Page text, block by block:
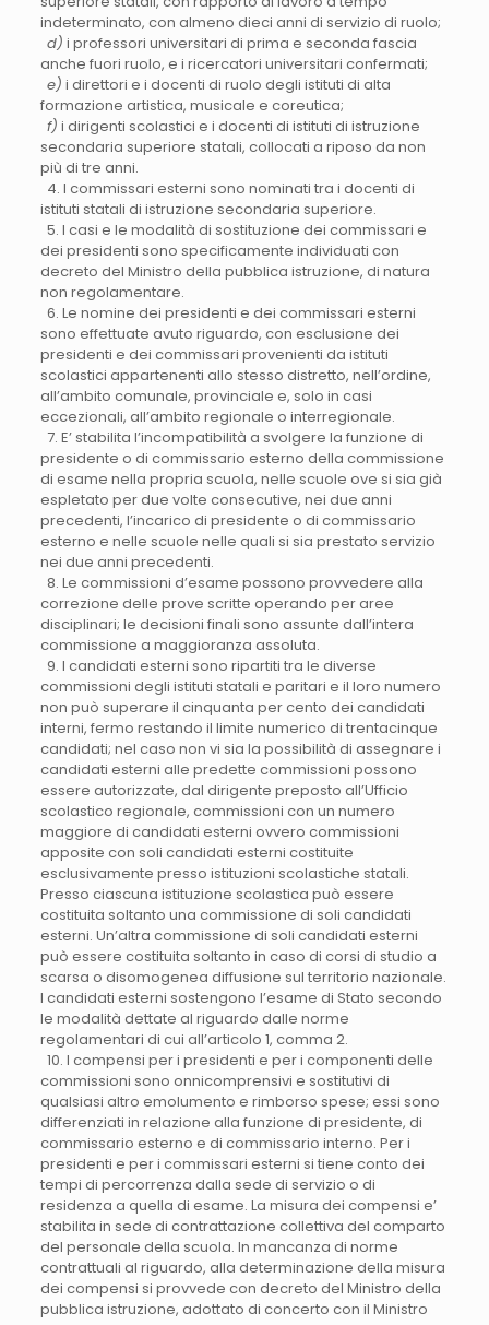
indeterminato, con almeno dieci anni di servizio di ruolo;
d) i professori universitari di prima e seconda fascia
anche fuori ruolo, e i ricercatori universitari confermati;
e) i direttori e i docenti di ruolo degli istituti di alta
formazione artistica, musicale e coreutica;
f) i dirigenti scolastici e i docenti di istituti di istruzione
secondaria superiore statali, collocati a riposo da non
più di tre anni.
4. I commissari esterni sono nominati tra i docenti di
istituti statali di istruzione secondaria superiore.
5. I casi e le modalità di sostituzione dei commissari e
dei presidenti sono specificamente individuati con
decreto del Ministro della pubblica istruzione, di natura
non regolamentare.
6. Le nomine dei presidenti e dei commissari esterni
sono effettuate avuto riguardo, con esclusione dei
presidenti e dei commissari provenienti da istituti
scolastici appartenenti allo stesso distretto, nell’ordine,
all’ambito comunale, provinciale e, solo in casi
eccezionali, all’ambito regionale o interregionale.
7. E’ stabilita l’incompatibilità a svolgere la funzione di
presidente o di commissario esterno della commissione
di esame nella propria scuola, nelle scuole ove si sia già
espletato per due volte consecutive, nei due anni
precedenti, l’incarico di presidente o di commissario
esterno e nelle scuole nelle quali si sia prestato servizio
nei due anni precedenti.
8. Le commissioni d’esame possono provvedere alla
correzione delle prove scritte operando per aree
disciplinari; le decisioni finali sono assunte dall’intera
commissione a maggioranza assoluta.
9. I candidati esterni sono ripartiti tra le diverse
commissioni degli istituti statali e paritari e il loro numero
non può superare il cinquanta per cento dei candidati
interni, fermo restando il limite numerico di trentacinque
candidati; nel caso non vi sia la possibilità di assegnare i
candidati esterni alle predette commissioni possono
essere autorizzate, dal dirigente preposto all’Ufficio
scolastico regionale, commissioni con un numero
maggiore di candidati esterni ovvero commissioni
apposite con soli candidati esterni costituite
esclusivamente presso istituzioni scolastiche statali.
Presso ciascuna istituzione scolastica può essere
costituita soltanto una commissione di soli candidati
esterni. Un’altra commissione di soli candidati esterni
può essere costituita soltanto in caso di corsi di studio a
scarsa o disomogenea diffusione sul territorio nazionale.
I candidati esterni sostengono l’esame di Stato secondo
le modalità dettate al riguardo dalle norme
regolamentari di cui all’articolo 1, comma 2.
10. I compensi per i presidenti e per i componenti delle
commissioni sono onnicomprensivi e sostitutivi di
qualsiasi altro emolumento e rimborso spese; essi sono
differenziati in relazione alla funzione di presidente, di
commissario esterno e di commissario interno. Per i
presidenti e per i commissari esterni si tiene conto dei
tempi di percorrenza dalla sede di servizio o di
residenza a quella di esame. La misura dei compensi e’
stabilita in sede di contrattazione collettiva del comparto
del personale della scuola. In mancanza di norme
contrattuali al riguardo, alla determinazione della misura
dei compensi si provvede con decreto del Ministro della
pubblica istruzione, adottato di concerto con il Ministro